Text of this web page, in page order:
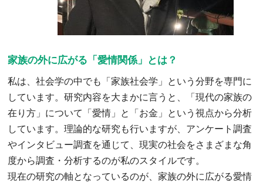
家族の外に広がる「愛情関係」とは？
私は、社会学の中でも「家族社会学」という分野を専門に
しています。研究内容を大まかに言うと、「現代の家族の
在り方」について「愛情」と「お金」という視点から分析
しています。理論的な研究も行いますが、アンケート調査
やインタビュー調査を通じて、現実の社会をさまざまな角
度から調査・分析するのが私のスタイルです。
現在の研究の軸となっているのが、家族の外に広がる愛情